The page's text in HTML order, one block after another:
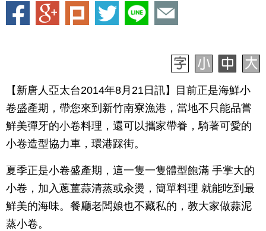
【新唐人亞太台2014年8月21日訊】目前正是海鮮小
卷盛產期，帶您來到新竹南寮漁港，當地不只能品嘗
鮮美彈牙的小卷料理，還可以攜家帶眷，騎著可愛的
小卷造型協力車，環港踩街。
夏季正是小卷盛產期，這一隻一隻體型飽滿 手掌大的
小卷，加入蔥薑蒜清蒸或汆燙，簡單料理 就能吃到最
鮮美的海味。餐廳老闆娘也不藏私的，教大家做蒜泥
蒸小卷。